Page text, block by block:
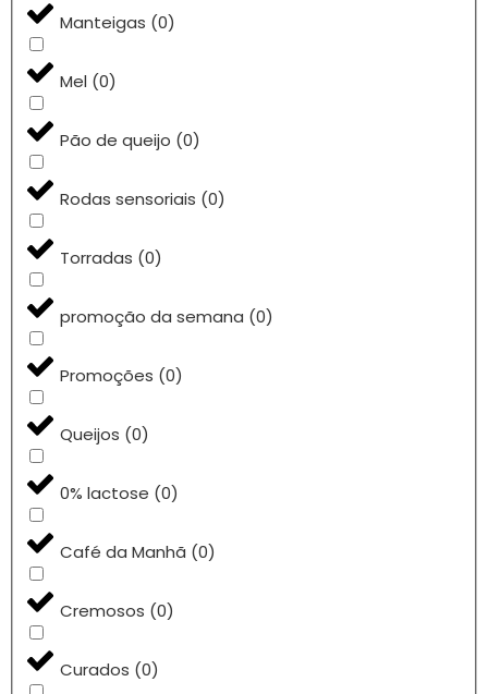
Manteigas (0)
Mel (0)
Pão de queijo (0)
Rodas sensoriais (0)
Torradas (0)
promoção da semana (0)
Promoções (0)
Queijos (0)
0% lactose (0)
Café da Manhã (0)
Cremosos (0)
Curados (0)